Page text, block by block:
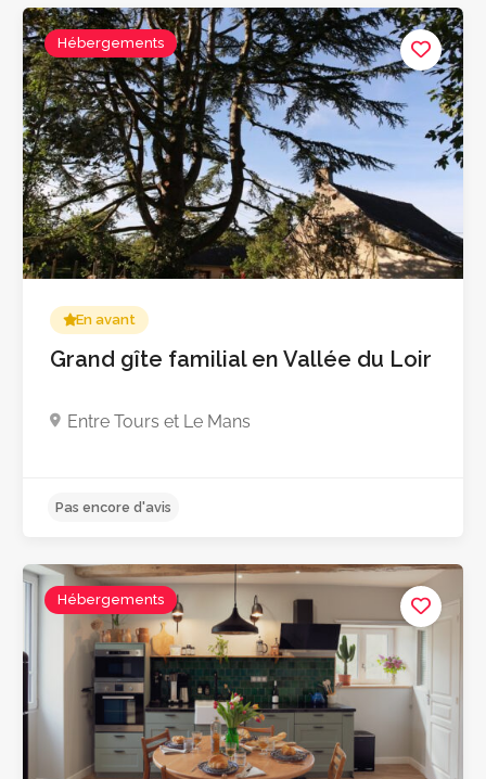
5.0
Hébergements
En avant
Grand gîte familial en Vallée du Loir
Entre Tours et Le Mans
Hébergements